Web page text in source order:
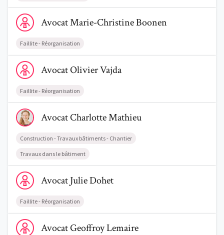
Voir le profil de AvocatMarie-Christine Boonen
AvocatMarie-ChristineBoonen
Faillite - Réorganisation
Voir le profil de AvocatOlivier Vajda
AvocatOlivierVajda
Faillite - Réorganisation
Voir le profil de AvocatCharlotte Mathieu
AvocatCharlotteMathieu
Construction - Travaux bâtiments - Chantier
Travaux dans le bâtiment
Voir le profil de AvocatJulie Dohet
AvocatJulieDohet
Faillite - Réorganisation
Voir le profil de AvocatGeoffroy Lemaire
AvocatGeoffroyLemaire